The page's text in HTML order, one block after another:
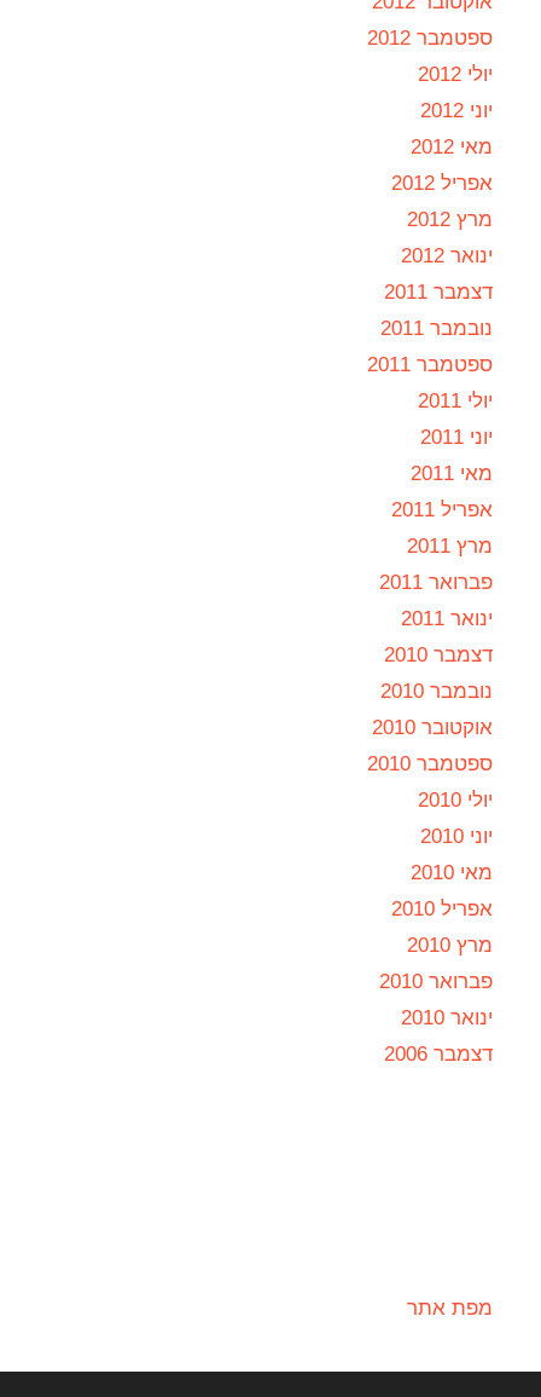
ספטמבר 2012
יולי 2012
יוני 2012
מאי 2012
אפריל 2012
מרץ 2012
ינואר 2012
דצמבר 2011
נובמבר 2011
ספטמבר 2011
יולי 2011
יוני 2011
מאי 2011
אפריל 2011
מרץ 2011
פברואר 2011
ינואר 2011
דצמבר 2010
נובמבר 2010
אוקטובר 2010
ספטמבר 2010
יולי 2010
יוני 2010
מאי 2010
אפריל 2010
מרץ 2010
פברואר 2010
ינואר 2010
דצמבר 2006
מפת אתר